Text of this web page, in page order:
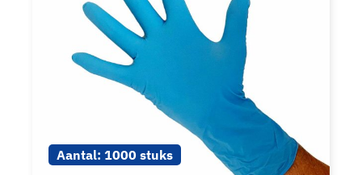
Aantal: 1000 stuks